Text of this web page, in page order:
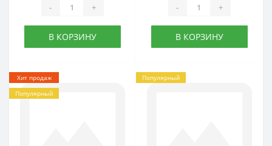
- +
В КОРЗИНУ
- +
В КОРЗИНУ
Хит продаж
Популярный
Популярный